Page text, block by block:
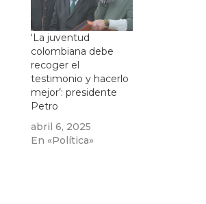
‘La juventud
colombiana debe
recoger el
testimonio y hacerlo
mejor’: presidente
Petro
abril 6, 2025
En «Política»